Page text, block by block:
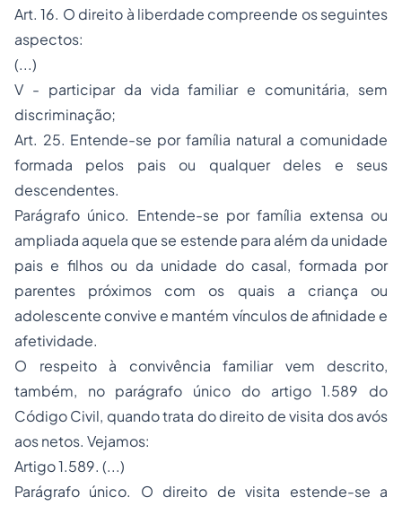
Art. 16. O direito à liberdade compreende os seguintes
aspectos:
(...)
V - participar da vida familiar e comunitária, sem
discriminação;
Art. 25. Entende-se por família natural a comunidade
formada pelos pais ou qualquer deles e seus
descendentes.
Parágrafo único. Entende-se por família extensa ou
ampliada aquela que se estende para além da unidade
pais e filhos ou da unidade do casal, formada por
parentes próximos com os quais a criança ou
adolescente convive e mantém vínculos de afinidade e
afetividade.
O respeito à convivência familiar vem descrito,
também, no parágrafo único do artigo 1.589 do
Código Civil, quando trata do direito de visita dos avós
aos netos. Vejamos:
Artigo 1.589. (...)
Parágrafo único. O direito de visita estende-se a